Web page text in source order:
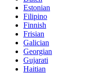
Estonian
Filipino
Finnish
Frisian
Galician
Georgian
Gujarati
Haitian